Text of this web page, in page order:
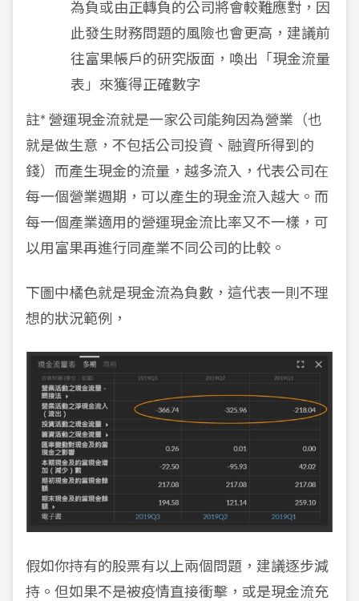
為負或由正轉負的公司將會較難應對，因
此發生財務問題的風險也會更高，建議前
往富果帳戶的研究版面，喚出「現金流量
表」來獲得正確數字
註* 營運現金流就是一家公司能夠因為營業（也
就是做生意，不包括公司投資、融資所得到的
錢）而產生現金的流量，越多流入，代表公司在
每一個營業週期，可以產生的現金流入越大。而
每一個產業適用的營運現金流比率又不一樣，可
以用富果再進行同產業不同公司的比較。
下圖中橘色就是現金流為負數，這代表一則不理
想的狀況範例，
假如你持有的股票有以上兩個問題，建議逐步減
持。但如果不是被疫情直接衝擊，或是現金流充